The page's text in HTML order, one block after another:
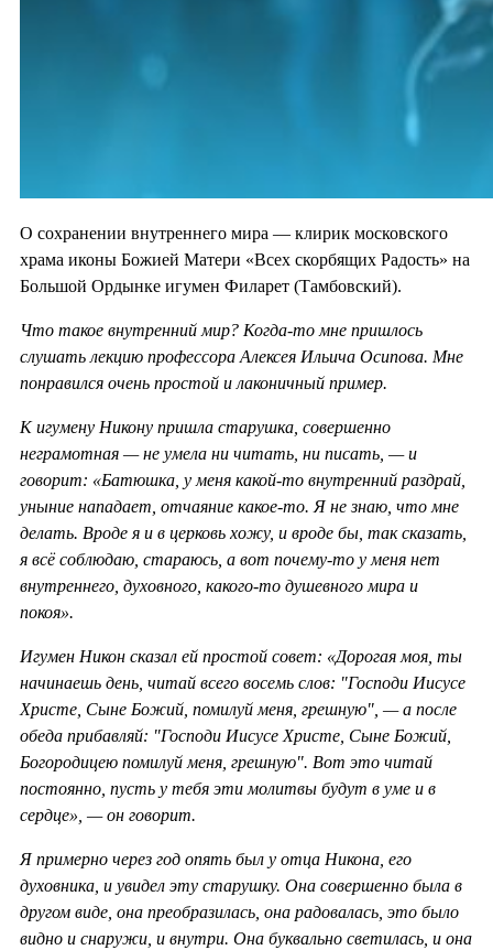
О сохранении внутреннего мира — клирик московского
храма иконы Божией Матери «Всех скорбящих Радость» на
Большой Ордынке игумен Филарет (Тамбовский).
Что такое внутренний мир? Когда-то мне пришлось
слушать лекцию профессора Алексея Ильича Осипова. Мне
понравился очень простой и лаконичный пример.
К игумену Никону пришла старушка, совершенно
неграмотная — не умела ни читать, ни писать, — и
говорит: «Батюшка, у меня какой-то внутренний раздрай,
уныние нападает, отчаяние какое-то. Я не знаю, что мне
делать. Вроде я и в церковь хожу, и вроде бы, так сказать,
я всё соблюдаю, стараюсь, а вот почему-то у меня нет
внутреннего, духовного, какого-то душевного мира и
покоя».
Игумен Никон сказал ей простой совет: «Дорогая моя, ты
начинаешь день, читай всего восемь слов: "Господи Иисусе
Христе, Сыне Божий, помилуй меня, грешную", — а после
обеда прибавляй: "Господи Иисусе Христе, Сыне Божий,
Богородицею помилуй меня, грешную". Вот это читай
постоянно, пусть у тебя эти молитвы будут в уме и в
сердце», — он говорит.
Я примерно через год опять был у отца Никона, его
духовника, и увидел эту старушку. Она совершенно была в
другом виде, она преобразилась, она радовалась, это было
видно и снаружи, и внутри. Она буквально светилась, и она